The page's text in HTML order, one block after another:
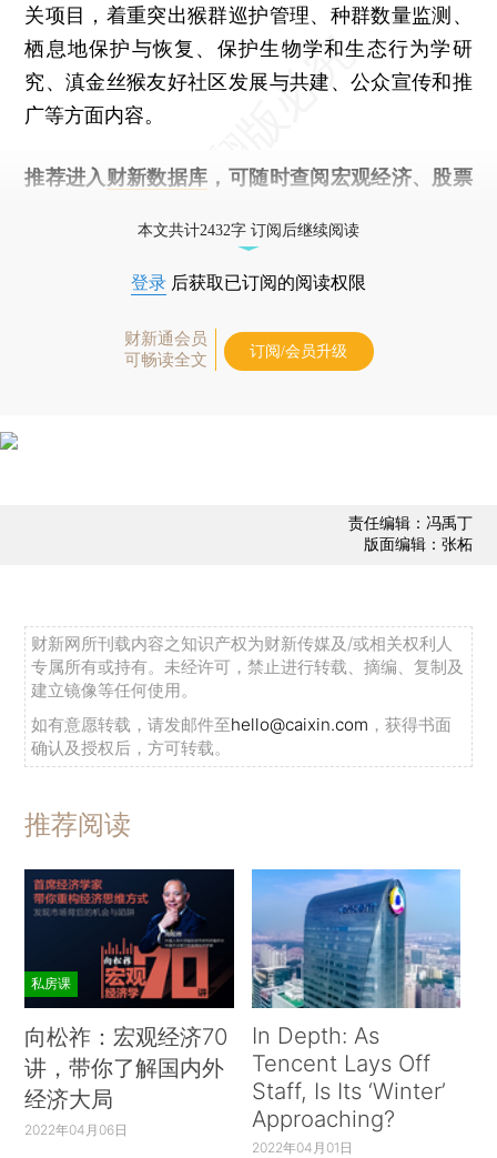
关项目，着重突出猴群巡护管理、种群数量监测、
栖息地保护与恢复、保护生物学和生态行为学研
究、滇金丝猴友好社区发展与共建、公众宣传和推
广等方面内容。
推荐进入 财新数据库 ，可随时查阅宏观经济、股票
本文共计2432字 订阅后继续阅读
登录 后获取已订阅的阅读权限
财新通会员
可畅读全文
订阅/会员升级
责任编辑：冯禹丁
版面编辑：张柘
财新网所刊载内容之知识产权为财新传媒及/或相关权利人
专属所有或持有。未经许可，禁止进行转载、摘编、复制及
建立镜像等任何使用。
如有意愿转载，请发邮件至hello@caixin.com ，获得书面
确认及授权后，方可转载。
推荐阅读
私房课
向松祚：宏观经济70
讲，带你了解国内外
经济大局
2022年04月06日
In Depth: As
Tencent Lays Off
Staff, Is Its ‘Winter’
Approaching?
2022年04月01日